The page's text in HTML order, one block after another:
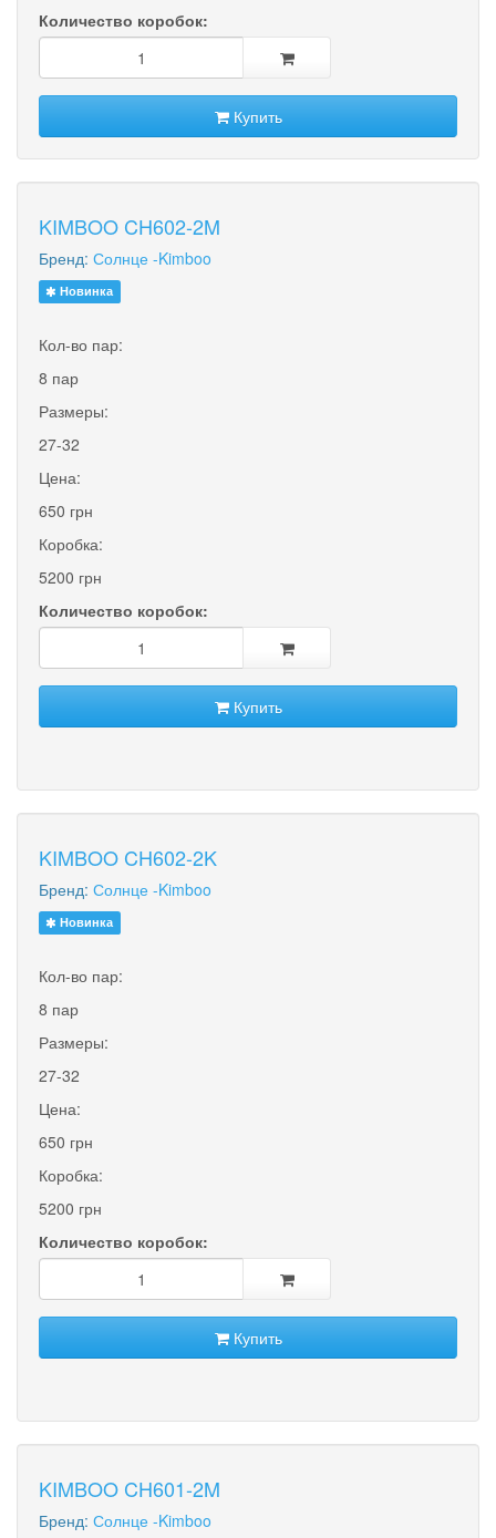
Количество коробок:
Купить
KIMBOO CH602-2M
Бренд: Солнце -Kimboo
Новинка
Кол-во пар:
8 пар
Размеры:
27-32
Цена:
650 грн
Коробка:
5200 грн
Количество коробок:
Купить
KIMBOO CH602-2K
Бренд: Солнце -Kimboo
Новинка
Кол-во пар:
8 пар
Размеры:
27-32
Цена:
650 грн
Коробка:
5200 грн
Количество коробок:
Купить
KIMBOO CH601-2M
Бренд: Солнце -Kimboo